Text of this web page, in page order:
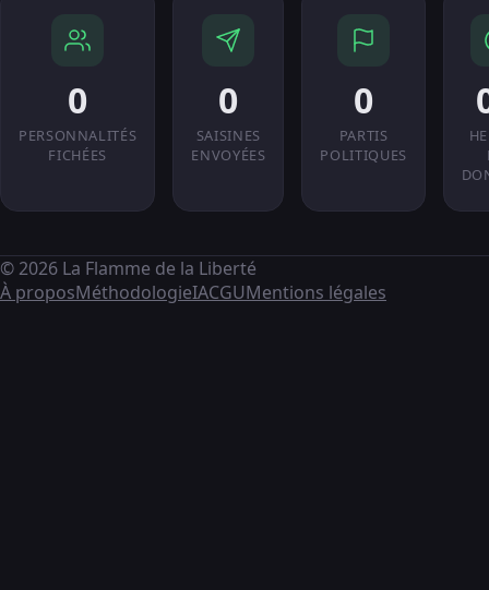
0
PERSONNALITÉS
FICHÉES
0
SAISINES
ENVOYÉES
0
PARTIS
POLITIQUES
© 2026 La Flamme de la Liberté
À proposMéthodologieIACGUMentions légales